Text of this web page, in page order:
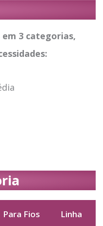
3 categorias,
Para Fios
Linha